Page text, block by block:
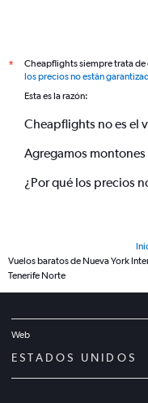
*
Cheapflights siempre trata
los precios no están
Esta es la razón:
Cheapflights no es el
Agregamos
¿Por qué los precios
Vuelos baratos de Nueva York
Tenerife Norte
Web
ESTADOS UNIDOS